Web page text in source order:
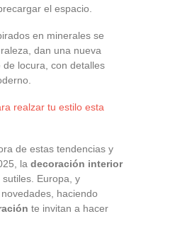
el espacio.
en minerales se
dan una nueva
locura, con detalles
realzar tu estilo esta
de estas tendencias y
la decoración interior
Europa, y
haciendo
te invitan a hacer